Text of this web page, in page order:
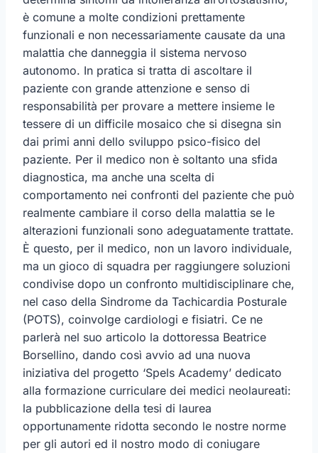
è comune a molte condizioni prettamente
funzionali e non necessariamente causate da una
malattia che danneggia il sistema nervoso
autonomo. In pratica si tratta di ascoltare il
paziente con grande attenzione e senso di
responsabilità per provare a mettere insieme le
tessere di un difficile mosaico che si disegna sin
dai primi anni dello sviluppo psico-fisico del
paziente. Per il medico non è soltanto una sfida
diagnostica, ma anche una scelta di
comportamento nei confronti del paziente che può
realmente cambiare il corso della malattia se le
alterazioni funzionali sono adeguatamente trattate.
È questo, per il medico, non un lavoro individuale,
ma un gioco di squadra per raggiungere soluzioni
condivise dopo un confronto multidisciplinare che,
nel caso della Sindrome da Tachicardia Posturale
(POTS), coinvolge cardiologi e fisiatri. Ce ne
parlerà nel suo articolo la dottoressa Beatrice
Borsellino, dando così avvio ad una nuova
iniziativa del progetto ‘Spels Academy’ dedicato
alla formazione curriculare dei medici neolaureati:
la pubblicazione della tesi di laurea
opportunamente ridotta secondo le nostre norme
per gli autori ed il nostro modo di coniugare